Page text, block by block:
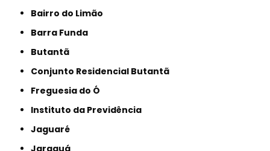
Bairro do Limão
Barra Funda
Butantã
Conjunto Residencial Butantã
Freguesia do Ó
Instituto da Previdência
Jaguaré
Jaraguá